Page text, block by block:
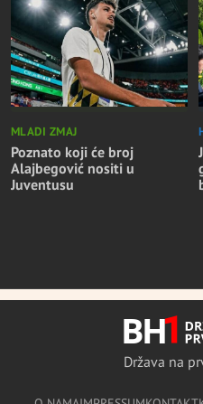
MLADI ZMAJ
Poznato koji će broj
Alajbegović nositi u
Juventusu
Država na